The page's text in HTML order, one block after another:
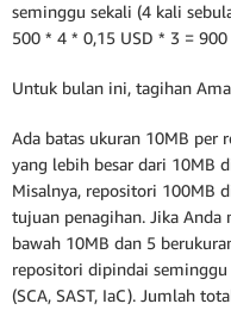
seminggu sekali (4 kali
500 * 4 * 0,15 USD * 3 = 900
Untuk bulan ini, tagihan
Ada batas ukuran 10MB per
yang lebih besar dari 10MB
Misalnya, repositori 100MB
tujuan penagihan. Jika
bawah 10MB dan 5
repositori dipindai
(SCA, SAST, IaC). Jumlah